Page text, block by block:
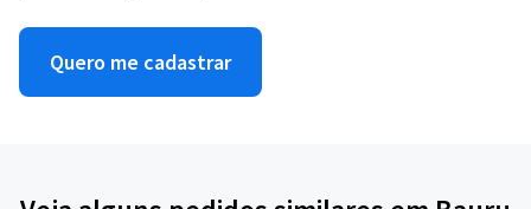
Quero me cadastrar